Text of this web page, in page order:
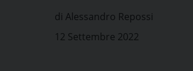
di Alessandro Repossi
12 Settembre 2022